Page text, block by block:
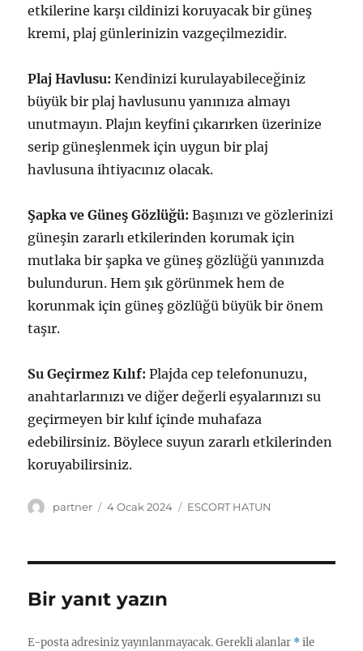
etkilerine karşı cildinizi koruyacak bir güneş
kremi, plaj günlerinizin vazgeçilmezidir.
Plaj Havlusu: Kendinizi kurulayabileceğiniz
büyük bir plaj havlusunu yanınıza almayı
unutmayın. Plajın keyfini çıkarırken üzerinize
serip güneşlenmek için uygun bir plaj
havlusuna ihtiyacınız olacak.
Şapka ve Güneş Gözlüğü: Başınızı ve gözlerinizi
güneşin zararlı etkilerinden korumak için
mutlaka bir şapka ve güneş gözlüğü yanınızda
bulundurun. Hem şık görünmek hem de
korunmak için güneş gözlüğü büyük bir önem
taşır.
Su Geçirmez Kılıf: Plajda cep telefonunuzu,
anahtarlarınızı ve diğer değerli eşyalarınızı su
geçirmeyen bir kılıf içinde muhafaza
edebilirsiniz. Böylece suyun zararlı etkilerinden
koruyabilirsiniz.
Yazar
partner
Yayın
4 Ocak 2024 Kategoriler
ESCORT HATUN
Bir yanıt yazın
E-posta adresiniz yayınlanmayacak. Gerekli alanlar *ile